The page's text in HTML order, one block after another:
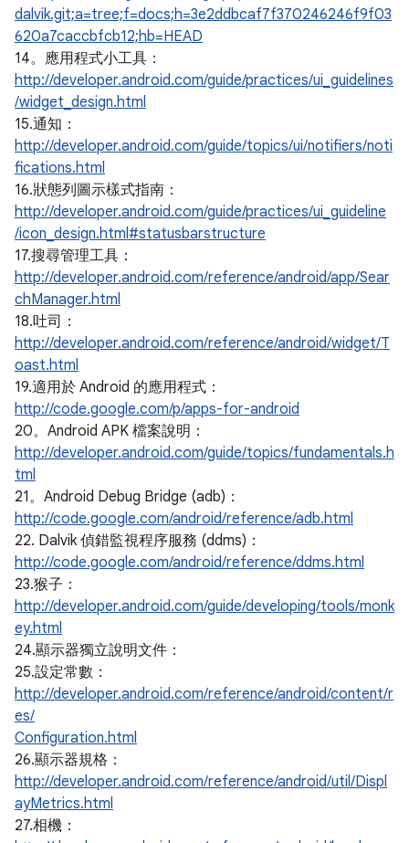
dalvik.git;a=tree;f=docs;h=3e2ddbcaf7f370246246f9f03
620a7caccbfcb12;hb=HEAD
14。應用程式小工具：
http://developer.android.com/guide/practices/ui_guidelines
/widget_design.html
15.通知：
http://developer.android.com/guide/topics/ui/notifiers/noti
fications.html
16.狀態列圖示樣式指南：
http://developer.android.com/guide/practices/ui_guideline
/icon_design.html#statusbarstructure
17.搜尋管理工具：
http://developer.android.com/reference/android/app/Sear
chManager.html
18.吐司：
http://developer.android.com/reference/android/widget/T
oast.html
19.適用於 Android 的應用程式：
http://code.google.com/p/apps-for-android
20。Android APK 檔案說明：
http://developer.android.com/guide/topics/fundamentals.h
tml
21。Android Debug Bridge (adb)：
http://code.google.com/android/reference/adb.html
22. Dalvik 偵錯監視程序服務 (ddms)：
http://code.google.com/android/reference/ddms.html
23.猴子：
http://developer.android.com/guide/developing/tools/monk
ey.html
24.顯示器獨立說明文件：
25.設定常數：
http://developer.android.com/reference/android/content/r
es/
Configuration.html
26.顯示器規格：
http://developer.android.com/reference/android/util/Displ
ayMetrics.html
27.相機：